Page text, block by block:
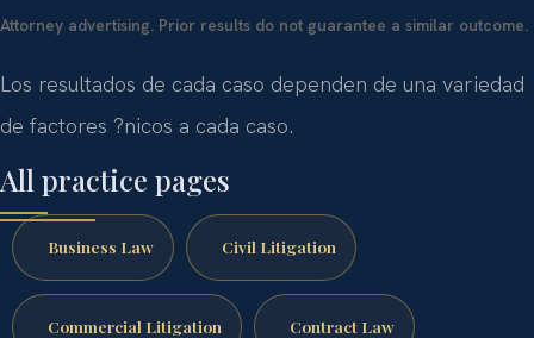
Attorney advertising. Prior results do not guarantee a similar outcome.
Los resultados de cada caso dependen de una variedad
de factores ?nicos a cada caso.
All practice pages
Business Law Civil Litigation
Commercial Litigation Contract Law